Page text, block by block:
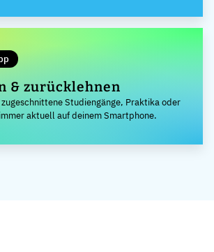
& zurücklehnen
Studiengänge, Praktika oder
aktuell auf deinem Smartphone.